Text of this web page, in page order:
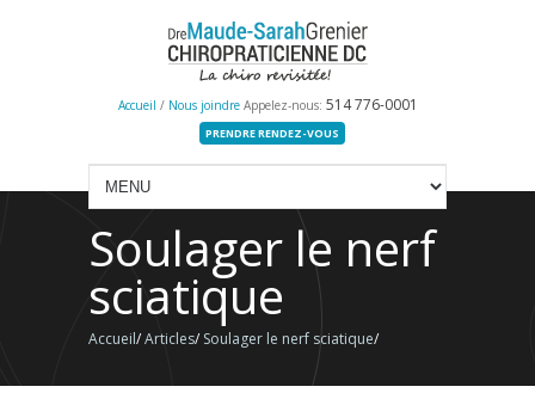
Accueil / Nous joindre Appelez-nous: 514 776-0001
PRENDRE RENDEZ-VOUS
Soulager le nerf
sciatique
Accueil/Articles/ Soulager le nerf sciatique/